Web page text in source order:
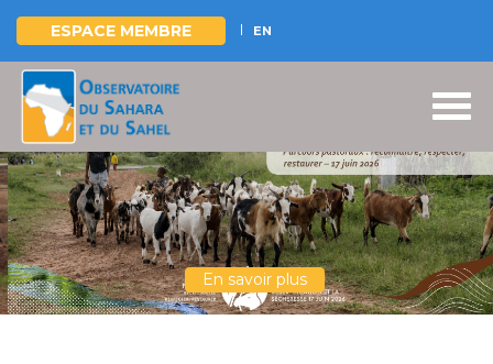
Aller
contenu
principal
ESPACE MEMBRE EN
En savoir plus